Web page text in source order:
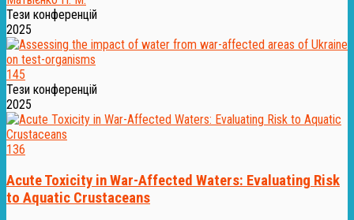
Тези конференцій
2025
145
Тези конференцій
2025
136
Acute Toxicity in War-Affected Waters: Evaluating Risk
to Aquatic Crustaceans